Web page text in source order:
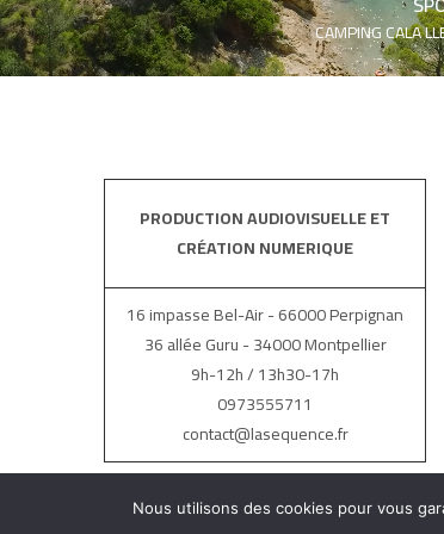
CAMPING CALA
PRODUCTION AUDIOVISUELLE ET
CRÉATION NUMERIQUE
16 impasse Bel-Air - 66000 Perpignan
36 allée Guru - 34000 Montpellier
9h-12h / 13h30-17h
0973555711
contact@lasequence.fr
Nous utilisons des cookies pour vous